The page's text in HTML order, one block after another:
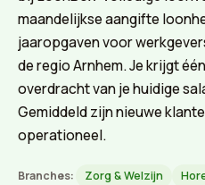
maandelijkse aangifte
jaaropgaven voor
de regio Arnhem. Je krijgt
overdracht van je huidige
Gemiddeld zijn nieuwe
operationeel.
Branches: Zorg & Welzijn